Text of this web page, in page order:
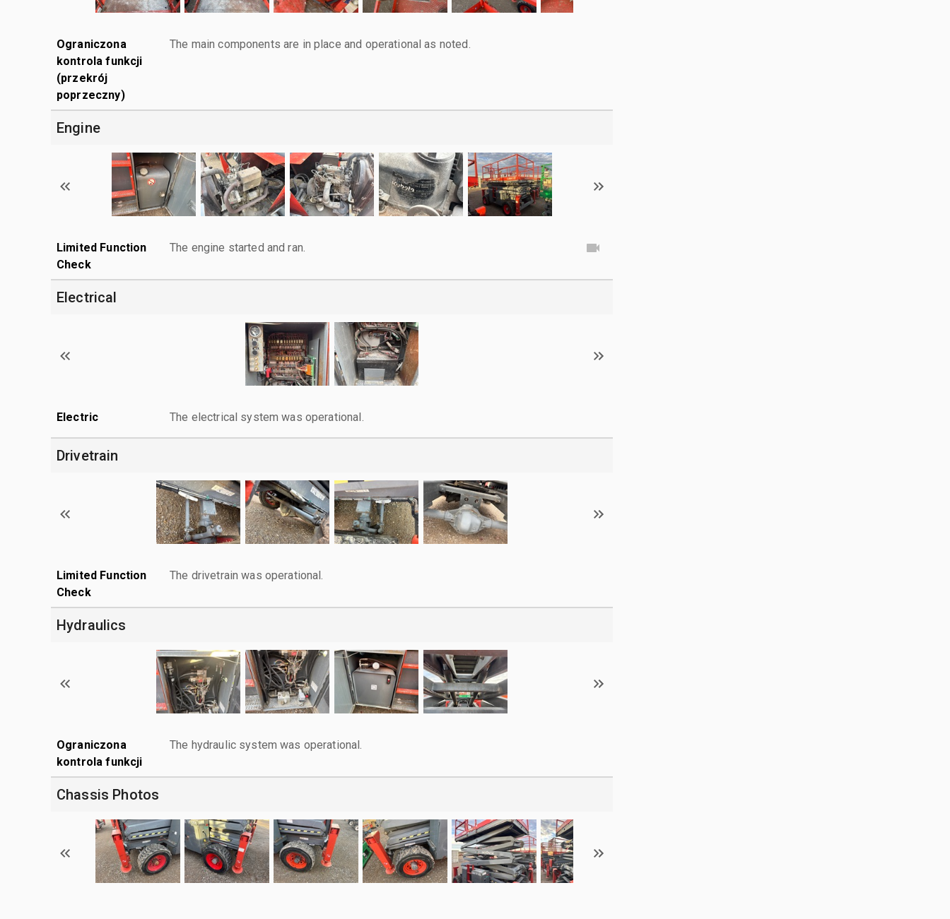
Ograniczona
kontrola funkcji
(przekrój
poprzeczny)
The main components are in place and operational as noted.
Engine
Limited Function
Check
The engine started and ran.
Electrical
Electric The electrical system was operational.
Drivetrain
Limited Function
Check
The drivetrain was operational.
Hydraulics
Ograniczona
kontrola funkcji
The hydraulic system was operational.
Chassis Photos